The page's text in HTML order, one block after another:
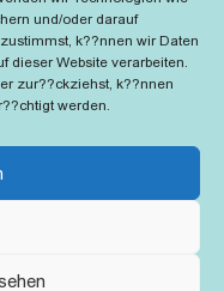
und/oder darauf
k??nnen wir Daten
dieser Website verarbeiten.
zur??ckziehst, k??nnen
werden.
nicht …